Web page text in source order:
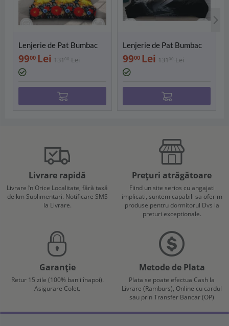
Lenjerie de Pat Bumbac
Satinat 3D cu 4 Piese-
SIPRB-502
9900 Lei 13100 Lei
Lenjerie de Pat Bumbac
Satinat 3D cu 4 Piese-
SIPRB-601
9900 Lei 13100 Lei
Livrare rapidă
Livrare în Orice Localitate, fără taxă
de km Suplimentari. Notificare SMS
la Livrare.
Prețuri atrăgătoare
Fiind un site serios cu angajati
implicati, suntem capabili sa oferim
produse pentru dormitorul Dvs la
preturi exceptionale.
Garanție
Retur 15 zile (100% banii înapoi).
Asigurare Colet.
Metode de Plata
Plata se poate efectua Cash la
Livrare (Ramburs), Online cu cardul
sau prin Transfer Bancar (OP)